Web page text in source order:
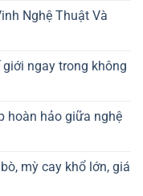
Nghệ Thuật Và
ngay trong không
hoàn hảo giữa nghệ
mỳ cay khổ lớn, giá